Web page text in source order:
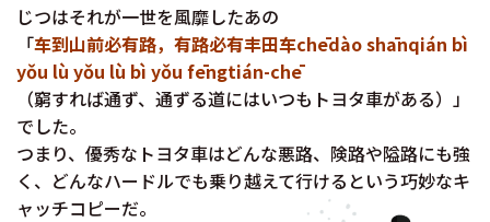
じつはそれが一世を風靡したあの
「车到山前必有路，有路必有丰田车chēdào shānqián bì
yǒu lù yǒu lù bì yǒu fēngtián-chē
（窮すれば通ず、通ずる道にはいつもトヨタ車がある）」
でした。
つまり、優秀なトヨタ車はどんな悪路、険路や隘路にも強
く、どんなハードルでも乗り越えて行けるという巧妙なキ
ャッチコピーだ。